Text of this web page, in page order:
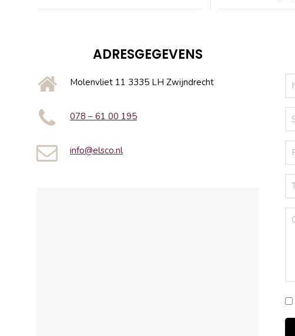
ADRESGEGEVENS
Molenvliet 11 3335 LH Zwijndrecht
078 – 61 00 195
info@elsco.nl